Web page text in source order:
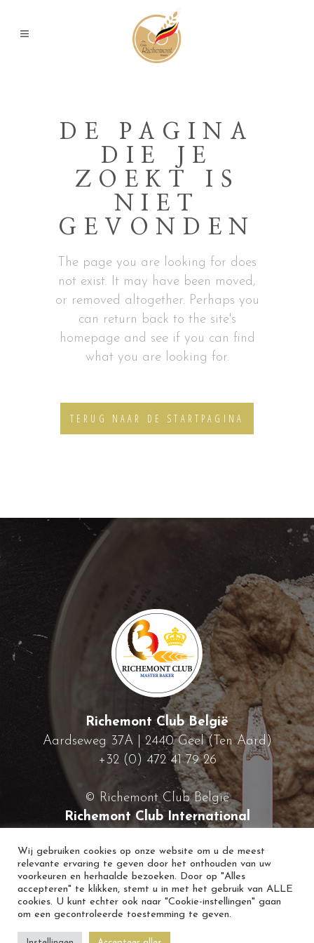
DE PAGINA
DIE JE
ZOEKT IS
NIET
GEVONDEN
The page you are looking for does
not exist. It may have been moved,
or removed altogether. Perhaps you
can return back to the site's
homepage and see if you can find
what you are looking for.
TERUG NAAR DE STARTPAGINA
Richemont Club België
Aardseweg 37A | 2440 Geel (Ten Aard)
+32 (0) 472 41 79 26
© Richemont Club België
Richemont Club International
Wij gebruiken cookies op onze website om u de meest
relevante ervaring te geven door het onthouden van uw
voorkeuren en herhaalde bezoeken. Door op "Alles
accepteren" te klikken, stemt u in met het gebruik van ALLE
cookies. U kunt echter ook naar "Cookie-instellingen" gaan
om een gecontroleerde toestemming te geven.